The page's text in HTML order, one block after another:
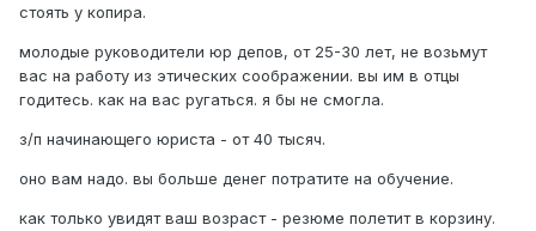
стоять у копира.
молодые руководители юр депов, от 25-30 лет, не возьмут
вас на работу из этических соображении. вы им в отцы
годитесь. как на вас ругаться. я бы не смогла.
з/п начинающего юриста - от 40 тысяч.
оно вам надо. вы больше денег потратите на обучение.
как только увидят ваш возраст - резюме полетит в корзину.